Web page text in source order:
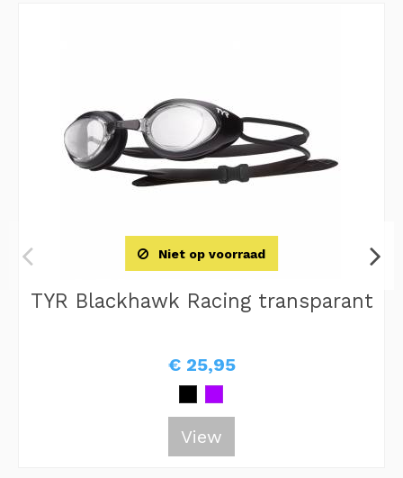
Niet op voorraad
TYR Blackhawk Racing transparant
€ 25,95
View